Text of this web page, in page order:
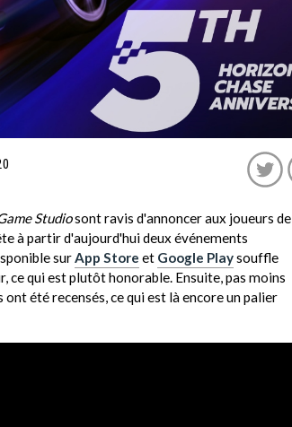
Studiosont ravis d'annoncer aux joueurs de
à partir d'aujourd'hui deux événements
surApp Store et Google Playsouffle
ce qui est plutôt honorable. Ensuite, pas moins
été recensés, ce qui est là encore un palier